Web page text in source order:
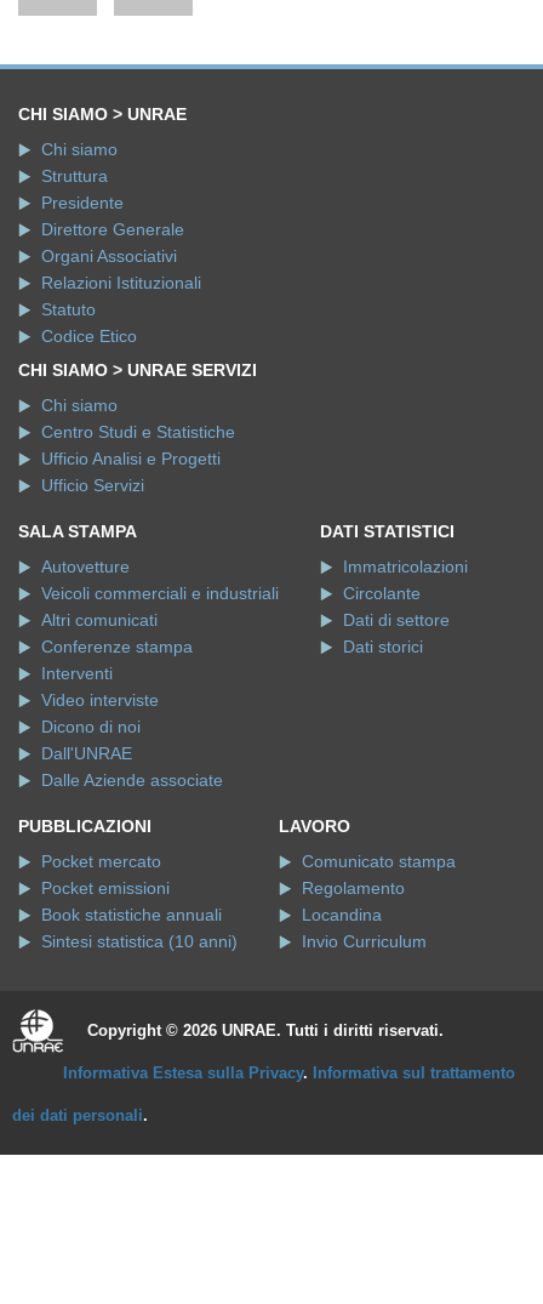
CHI SIAMO > UNRAE
Chi siamo
Struttura
Presidente
Direttore Generale
Organi Associativi
Relazioni Istituzionali
Statuto
Codice Etico
CHI SIAMO > UNRAE SERVIZI
Chi siamo
Centro Studi e Statistiche
Ufficio Analisi e Progetti
Ufficio Servizi
SALA STAMPA
Autovetture
Veicoli commerciali e industriali
Altri comunicati
Conferenze stampa
Interventi
Video interviste
Dicono di noi
Dall'UNRAE
Dalle Aziende associate
DATI STATISTICI
Immatricolazioni
Circolante
Dati di settore
Dati storici
PUBBLICAZIONI
Pocket mercato
Pocket emissioni
Book statistiche annuali
Sintesi statistica (10 anni)
LAVORO
Comunicato stampa
Regolamento
Locandina
Invio Curriculum
Copyright © 2026 UNRAE. Tutti i diritti riservati.
Informativa Estesa sulla Privacy. Informativa sul trattamento
dei dati personali.